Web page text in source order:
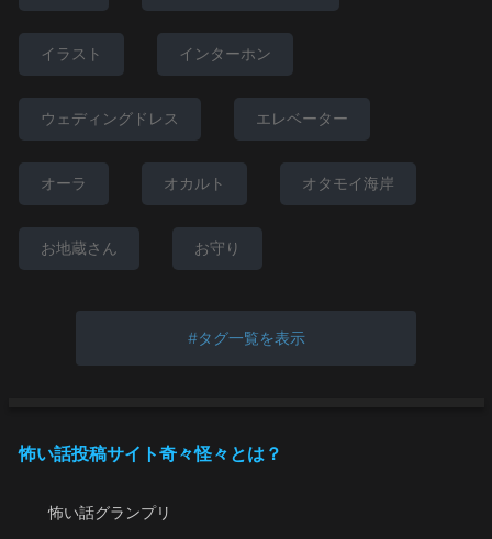
イラスト インターホン
ウェディングドレス エレベーター
オーラ オカルト オタモイ海岸
お地蔵さん お守り
タグ一覧を表示
怖い話投稿サイト奇々怪々とは？
怖い話グランプリ